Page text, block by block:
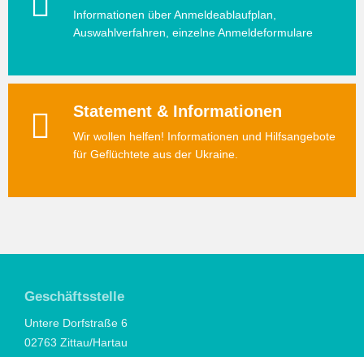
Informationen über Anmeldeablaufplan,
Auswahlverfahren, einzelne Anmeldeformulare
Statement & Informationen
Wir wollen helfen! Informationen und Hilfsangebote
für Geflüchtete aus der Ukraine.
Geschäftsstelle
Untere Dorfstraße 6
02763 Zittau/Hartau